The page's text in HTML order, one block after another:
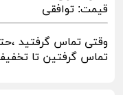
قیمت: توافقی
وقتی تماس گرفتید
تماس گرفتین تا